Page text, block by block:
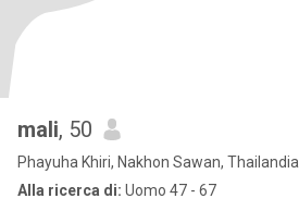
mali, 50
Phayuha Khiri, Nakhon Sawan, Thailandia
Alla ricerca di: Uomo 47 - 67